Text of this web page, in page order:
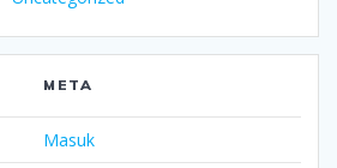
META
Masuk